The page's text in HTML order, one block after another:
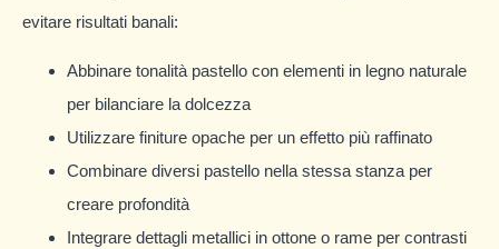
evitare risultati banali:
Abbinare tonalità pastello con elementi in legno naturale
per bilanciare la dolcezza
Utilizzare finiture opache per un effetto più raffinato
Combinare diversi pastello nella stessa stanza per
creare profondità
Integrare dettagli metallici in ottone o rame per contrasti